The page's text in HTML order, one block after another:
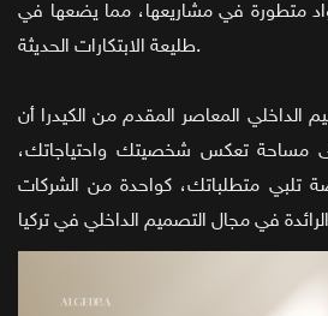
متطورة في مشاريعها، مما يضعها في
طليعة الابتكارات الحديثة.
المعاصر المقدم من الكيدرا أن
مساحة تعكس شخصيتك واحتياجاتك،
تلبي متطلباتك، كواحدة من الشركات